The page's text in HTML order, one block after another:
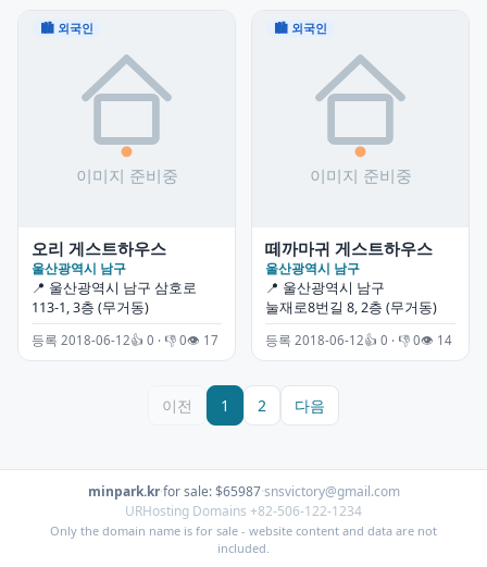
🏙 외국인
오리 게스트하우스
울산광역시 남구
📍 울산광역시 남구 삼호로
113-1, 3층 (무거동)
등록 2018-06-12👍 0 · 👎 0👁 17
🏙 외국인
떼까마귀 게스트하우스
울산광역시 남구
📍 울산광역시 남구
눌재로8번길 8, 2층 (무거동)
등록 2018-06-12👍 0 · 👎 0👁 14
이전 1 2 다음
minpark.kr·for sale: $65987·snsvictory@gmail.com
URHosting Domains +82-506-122-1234
Only the domain name is for sale - website content and data are not
included.